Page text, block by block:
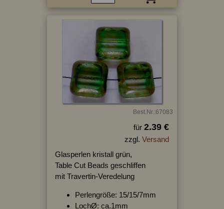
Best.Nr.:67083
für 2.39 €
zzgl. Versand
Glasperlen kristall grün,
Table Cut Beads geschliffen
mit Travertin-Veredelung
Perlengröße: 15/15/7mm
LochØ: ca.1mm